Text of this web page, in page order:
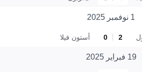
1 نوفمبر 2025
2
0 أستون فيلا
19 فبراير 2025